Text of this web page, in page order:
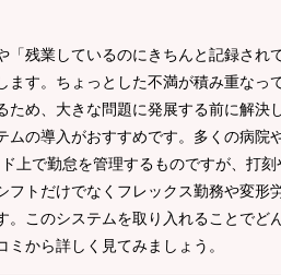
「残業しているのにきちんと記録され
す。ちょっとした不満が積み重なっ
め、大きな問題に発展する前に解決
の導入がおすすめです。多くの病院
上で勤怠を管理するものですが、打
トだけでなくフレックス勤務や変形
このシステムを取り入れることでど
から詳しく見てみましょう。